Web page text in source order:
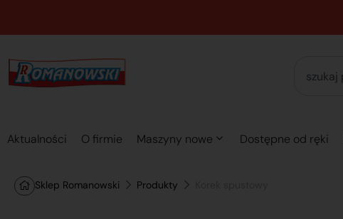
Aktualności O firmie Maszyny nowe Dostępne od ręki
Sklep Romanowski Produkty